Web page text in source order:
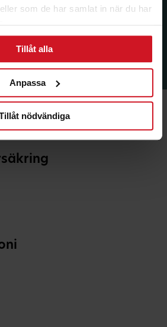
som de har samlat in när du har
Tillåt alla
Anpassa
nödvändiga